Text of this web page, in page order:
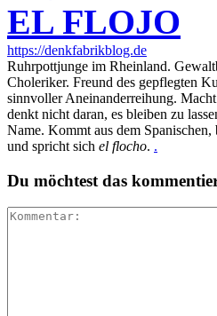
EL FLOJO
https://denkfabrikblog.de
Ruhrpottjunge im Rheinland.
Choleriker. Freund des gepflegten
sinnvoller Aneinanderreihung.
denkt nicht daran, es bleiben zu
Name. Kommt aus dem
und spricht sich el flocho. .
Du möchtest das